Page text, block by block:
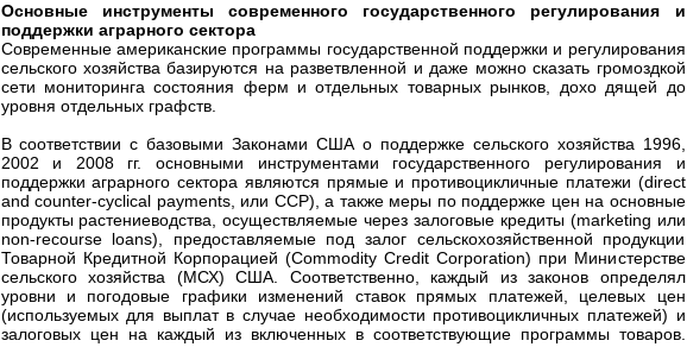
Основные инструменты современного государственного регулирования и
поддержки аграрного сектора
Современные американские программы государственной поддержки и регулирования
сельского хозяйства базируются на разветвленной и даже можно сказать громоздкой
сети мониторинга состояния ферм и отдельных товарных рынков, дохо дящей до
уровня отдельных графств.
В соответствии с базовыми Законами США о поддержке сельского хозяйства 1996,
2002 и 2008 гг. основными инструментами государственного регулирования и
поддержки аграрного сектора являются прямые и противоцикличные платежи (direct
and counter-cyclical payments, или CCP), а также меры по поддержке цен на основные
продукты растениеводства, осуществляемые через залоговые кредиты (marketing или
non-recourse loans), предоставляемые под залог сельскохозяйственной продукции
Товарной Кредитной Корпорацией (Commodity Credit Corporation) при Министерстве
сельского хозяйства (МСХ) США. Соответственно, каждый из законов определял
уровни и погодовые графики изменений ставок прямых платежей, целевых цен
(используемых для выплат в случае необходимости противоцикличных платежей) и
залоговых цен на каждый из включенных в соответствующие программы товаров.